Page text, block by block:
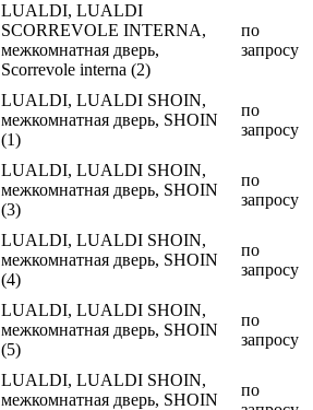
LUALDI, LUALDI
SCORREVOLE INTERNA,
межкомнатная дверь,
Scorrevole interna (2)
по
запросу
LUALDI, LUALDI SHOIN,
межкомнатная дверь, SHOIN
(1)
по
запросу
LUALDI, LUALDI SHOIN,
межкомнатная дверь, SHOIN
(3)
по
запросу
LUALDI, LUALDI SHOIN,
межкомнатная дверь, SHOIN
(4)
по
запросу
LUALDI, LUALDI SHOIN,
межкомнатная дверь, SHOIN
(5)
по
запросу
LUALDI, LUALDI SHOIN,
межкомнатная дверь, SHOIN
по